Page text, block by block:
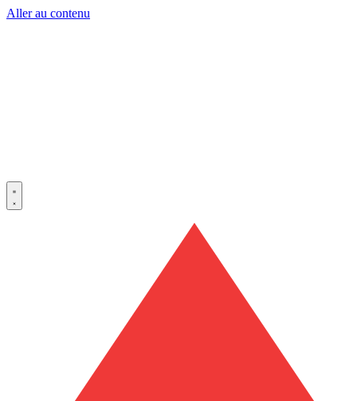
Aller au contenu